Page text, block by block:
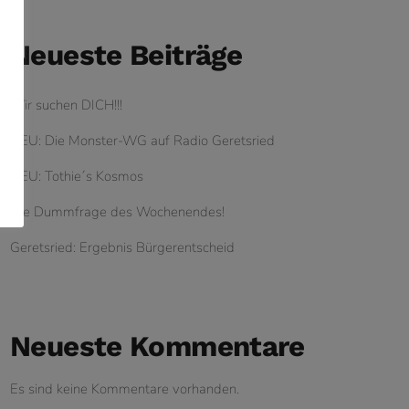
Neueste Beiträge
Wir suchen DICH!!!
NEU: Die Monster-WG auf Radio Geretsried
NEU: Tothie´s Kosmos
Die Dummfrage des Wochenendes!
Geretsried: Ergebnis Bürgerentscheid
Neueste Kommentare
Es sind keine Kommentare vorhanden.